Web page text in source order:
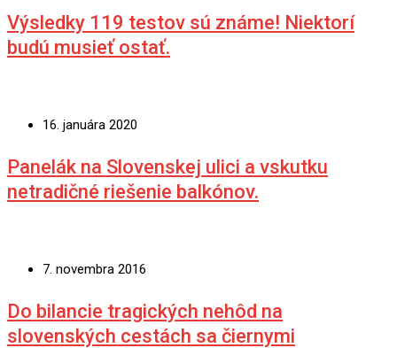
Výsledky 119 testov sú známe! Niektorí
budú musieť ostať.
16. januára 2020
Panelák na Slovenskej ulici a vskutku
netradičné riešenie balkónov.
7. novembra 2016
Do bilancie tragických nehôd na
slovenských cestách sa čiernymi